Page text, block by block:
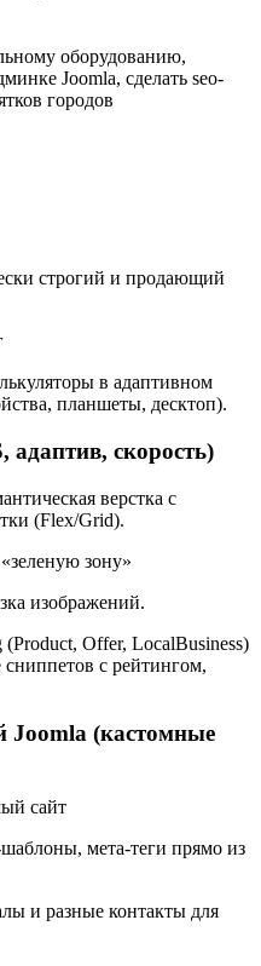
оборудованию,
Joomla, сделать seo-
городов
строгий и продающий
в адаптивном
планшеты, десктоп).
адаптив, скорость)
верстка с
(Flex/Grid).
зону»
изображений.
Offer, LocalBusiness)
с рейтингом,
Joomla (кастомные
сайт
шаблоны, мета-теги прямо из
и разные контакты для